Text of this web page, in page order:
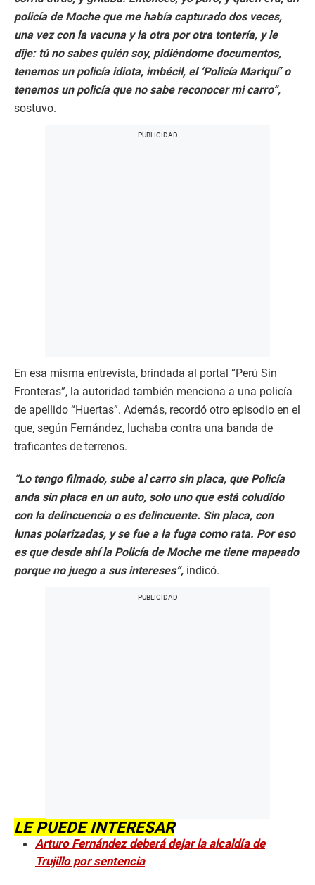
policía de Moche que me había capturado dos veces,
una vez con la vacuna y la otra por otra tontería, y le
dije: tú no sabes quién soy, pidiéndome documentos,
tenemos un policía idiota, imbécil, el ‘Policía Mariquí’ o
tenemos un policía que no sabe reconocer mi carro”,
sostuvo.
En esa misma entrevista, brindada al portal “Perú Sin
Fronteras”, la autoridad también menciona a una policía
de apellido “Huertas”. Además, recordó otro episodio en el
que, según Fernández, luchaba contra una banda de
traficantes de terrenos.
“Lo tengo filmado, sube al carro sin placa, que Policía
anda sin placa en un auto, solo uno que está coludido
con la delincuencia o es delincuente. Sin placa, con
lunas polarizadas, y se fue a la fuga como rata. Por eso
es que desde ahí la Policía de Moche me tiene mapeado
porque no juego a sus intereses”, indicó.
LE PUEDE INTERESAR
Arturo Fernández deberá dejar la alcaldía de
Trujillo por sentencia